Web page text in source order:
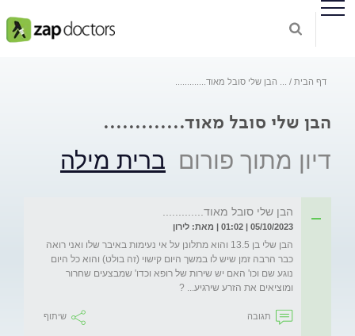
דף הבית הבן שלי סובל מאוד.............
הבן שלי סובל מאוד.............
דיון מתוך פורום ברית מילה
הבן שלי סובל מאוד.............
05/10/2023 | 01:02 | מאת: לירון
הבן שלי בן 13.5 והוא מתלונן על אי נעימות באיבר שלו ואני רואה
כבר הרבה זמן שיש לו במשך היום קישוי (זה בולט) והוא כל היום
נוגע שם וכו' האם יש שירות של רופא וכדו' שמבצעים שחרור
ומוציאים את הזרע שירגיע... ?
תגובה שיתוף